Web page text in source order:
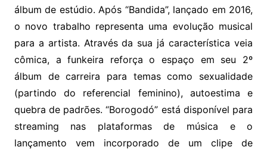
álbum de estúdio. Após “Bandida”, lançado em 2016,
o novo trabalho representa uma evolução musical
para a artista. Através da sua já característica veia
cômica, a funkeira reforça o espaço em seu 2º
álbum de carreira para temas como sexualidade
(partindo do referencial feminino), autoestima e
quebra de padrões. “Borogodó” está disponível para
streaming nas plataformas de música e o
lançamento vem incorporado de um clipe de